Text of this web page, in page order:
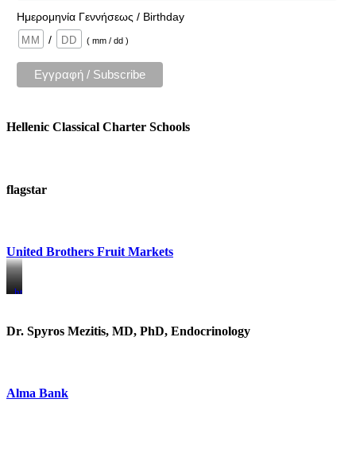
Ημερομηνία Γεννήσεως / Birthday
/
( mm / dd )
Hellenic Classical Charter Schools
flagstar
United Brothers Fruit Markets
https://www.unitedbrothersfruitmarkets.com/
https://www.unitedbrothersfruitmarkets.com/
Dr. Spyros Mezitis, MD, PhD, Endocrinology
Alma Bank